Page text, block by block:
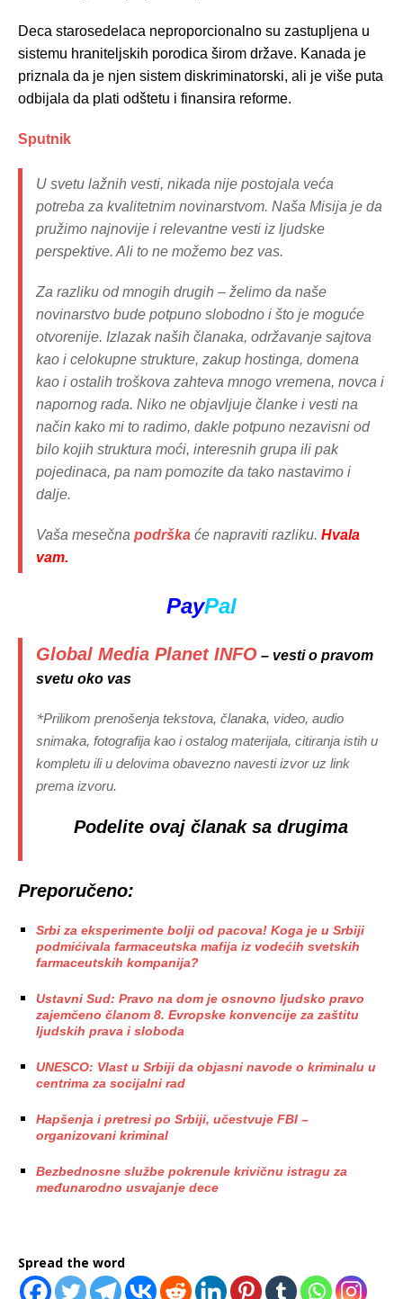
Deca starosedelaca neproporcionalno su zastupljena u
sistemu hraniteljskih porodica širom države. Kanada je
priznala da je njen sistem diskriminatorski, ali je više puta
odbijala da plati odštetu i finansira reforme.
Sputnik
U svetu lažnih vesti, nikada nije postojala veća
potreba za kvalitetnim novinarstvom. Naša Misija je da
pružimo najnovije i relevantne vesti iz ljudske
perspektive. Ali to ne možemo bez vas.
Za razliku od mnogih drugih – želimo da naše
novinarstvo bude potpuno slobodno i što je moguće
otvorenije. Izlazak naših članaka, održavanje sajtova
kao i celokupne strukture, zakup hostinga, domena
kao i ostalih troškova zahteva mnogo vremena, novca i
napornog rada. Niko ne objavljuje članke i vesti na
način kako mi to radimo, dakle potpuno nezavisni od
bilo kojih struktura moći, interesnih grupa ili pak
pojedinaca, pa nam pomozite da tako nastavimo i
dalje.
Vaša mesečna podrška će napraviti razliku. Hvala
vam.
PayPal
Global Media Planet INFO – vesti o pravom
svetu oko vas
*Prilikom prenošenja tekstova, članaka, video, audio
snimaka, fotografija kao i ostalog materijala, citiranja istih u
kompletu ili u delovima obavezno navesti izvor uz link
prema izvoru.
Podelite ovaj članak sa drugima
Preporučeno:
Srbi za eksperimente bolji od pacova! Koga je u Srbiji
podmićivala farmaceutska mafija iz vodećih svetskih
farmaceutskih kompanija?
Ustavni Sud: Pravo na dom je osnovno ljudsko pravo
zajemčeno članom 8. Evropske konvencije za zaštitu
ljudskih prava i sloboda
UNESCO: Vlast u Srbiji da objasni navode o kriminalu u
centrima za socijalni rad
Hapšenja i pretresi po Srbiji, učestvuje FBI –
organizovani kriminal
Bezbednosne službe pokrenule krivičnu istragu za
međunarodno usvajanje dece
Spread the word